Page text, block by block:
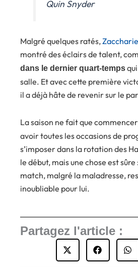
Quin Snyder
Malgré quelques ratés,
montré des éclairs de talent,
dans le dernier quart-temps
salle. Et avec cette première
il a déjà hâte de revenir sur le
La saison ne fait que
avoir toutes les occasions de
s’imposer dans la rotation des
le début, mais une chose est
match, malgré la maladresse,
inoubliable pour lui.
Partagez l'article :